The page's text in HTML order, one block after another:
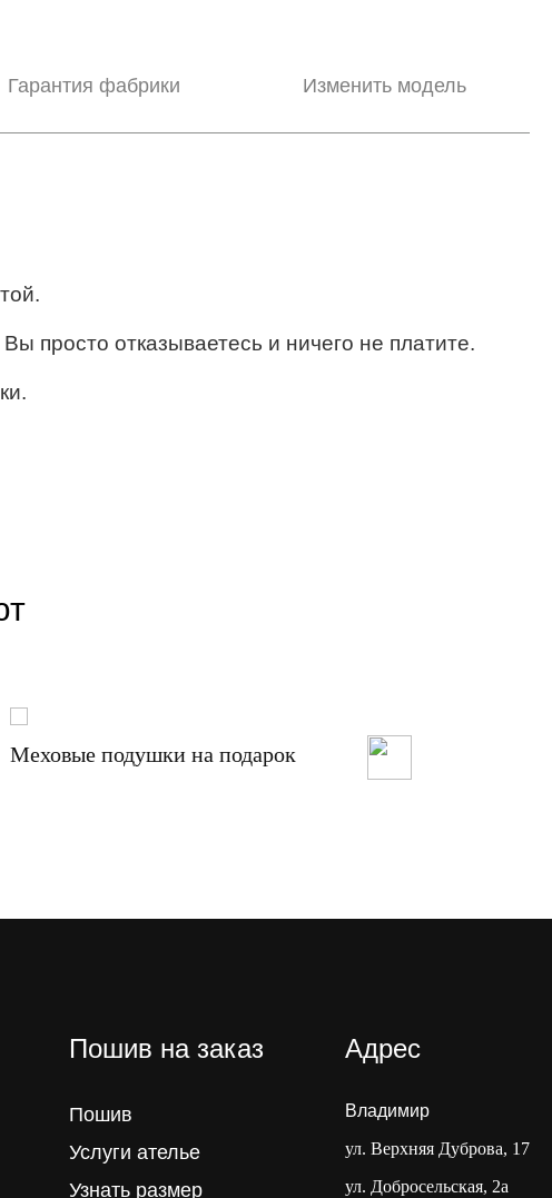
Гарантия фабрики Изменить модель
просто отказываетесь и ничего не платите.
Меховые подушки на подарок
Пошив на заказ
Пошив
Услуги ателье
Узнать размер
Адрес
Владимир
ул. Верхняя Дуброва, 17
ул. Добросельская, 2а